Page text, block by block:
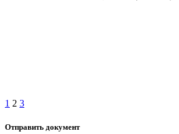
1 2 3
Отправить документ